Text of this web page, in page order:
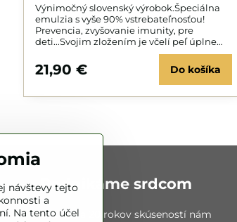
Výnimočný slovenský výrobok.Špeciálna
emulzia s vyše 90% vstrebateľnosťou!
Prevencia, zvyšovanie imunity, pre
deti...Svojim zložením je včelí peľ úplne
unikátny a prestavuje v podstate
kompletný doplnok výživy.
21,90 € Do košíka
Podnikáme srdcom
Bez mála 20 rokov skúseností nám
návštevy tejto
a
Na tento účel